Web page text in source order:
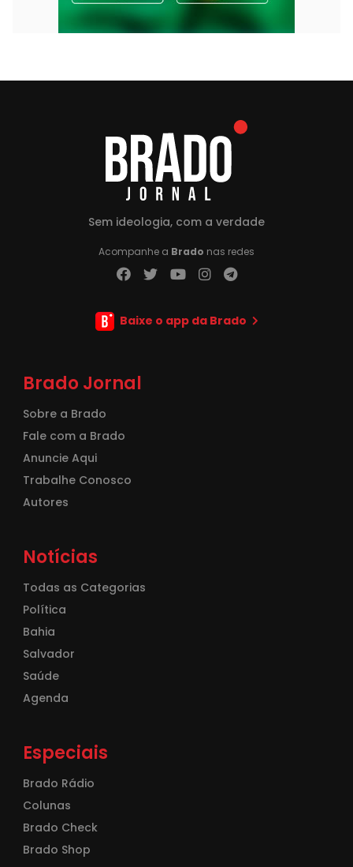
Sem ideologia, com a verdade
Acompanhe a Brado nas redes
Baixe o app da Brado
Brado Jornal
Sobre a Brado
Fale com a Brado
Anuncie Aqui
Trabalhe Conosco
Autores
Notícias
Todas as Categorias
Política
Bahia
Salvador
Saúde
Agenda
Especiais
Brado Rádio
Colunas
Brado Check
Brado Shop